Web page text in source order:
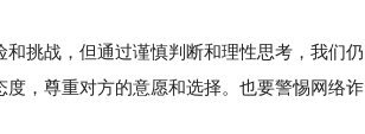
挑战，但通过谨慎判断和理性思考，我们仍
，尊重对方的意愿和选择。也要警惕网络诈